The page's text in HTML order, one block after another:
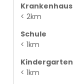
Krankenhaus
< 2km
Schule
< 1km
Kindergarten
< 1km